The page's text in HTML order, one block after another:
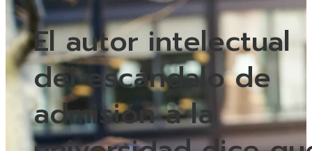
El autor intelectual
del escándalo de
admisión a la